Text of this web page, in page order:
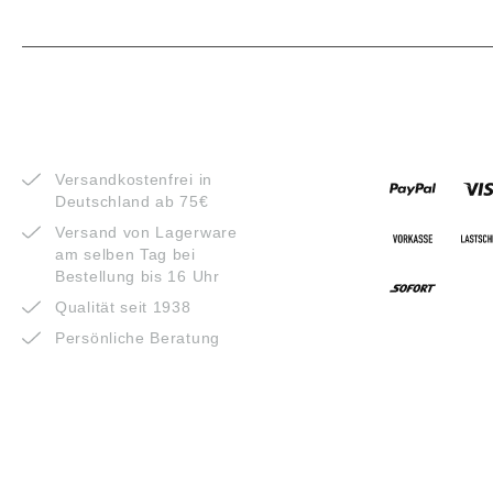
Versandkostenfrei in
Deutschland ab 75€
Versand von Lagerware
am selben Tag bei
Bestellung bis 16 Uhr
Qualität seit 1938
Persönliche Beratung